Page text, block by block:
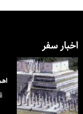
اخبار سفر